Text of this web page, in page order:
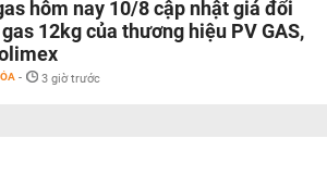
hôm nay 10/8 cập nhật giá đổi
12kg của thương hiệu PV GAS,
- 3 giờ trước